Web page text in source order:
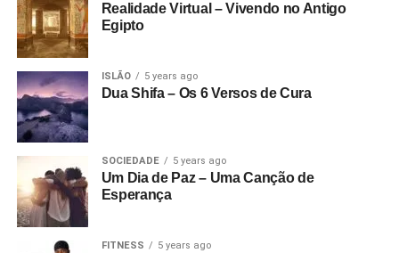
Realidade Virtual – Vivendo no Antigo
Egipto
ISLÃO 5 years ago
Dua Shifa – Os 6 Versos de Cura
SOCIEDADE 5 years ago
Um Dia de Paz – Uma Canção de
Esperança
FITNESS 5 years ago